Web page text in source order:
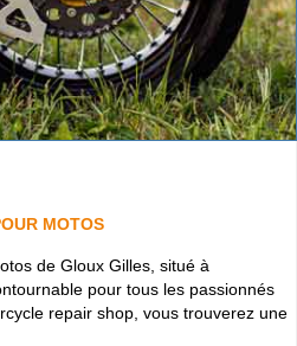
MOTOS
de Gloux Gilles, situé à
pour tous les passionnés
repair shop, vous trouverez une